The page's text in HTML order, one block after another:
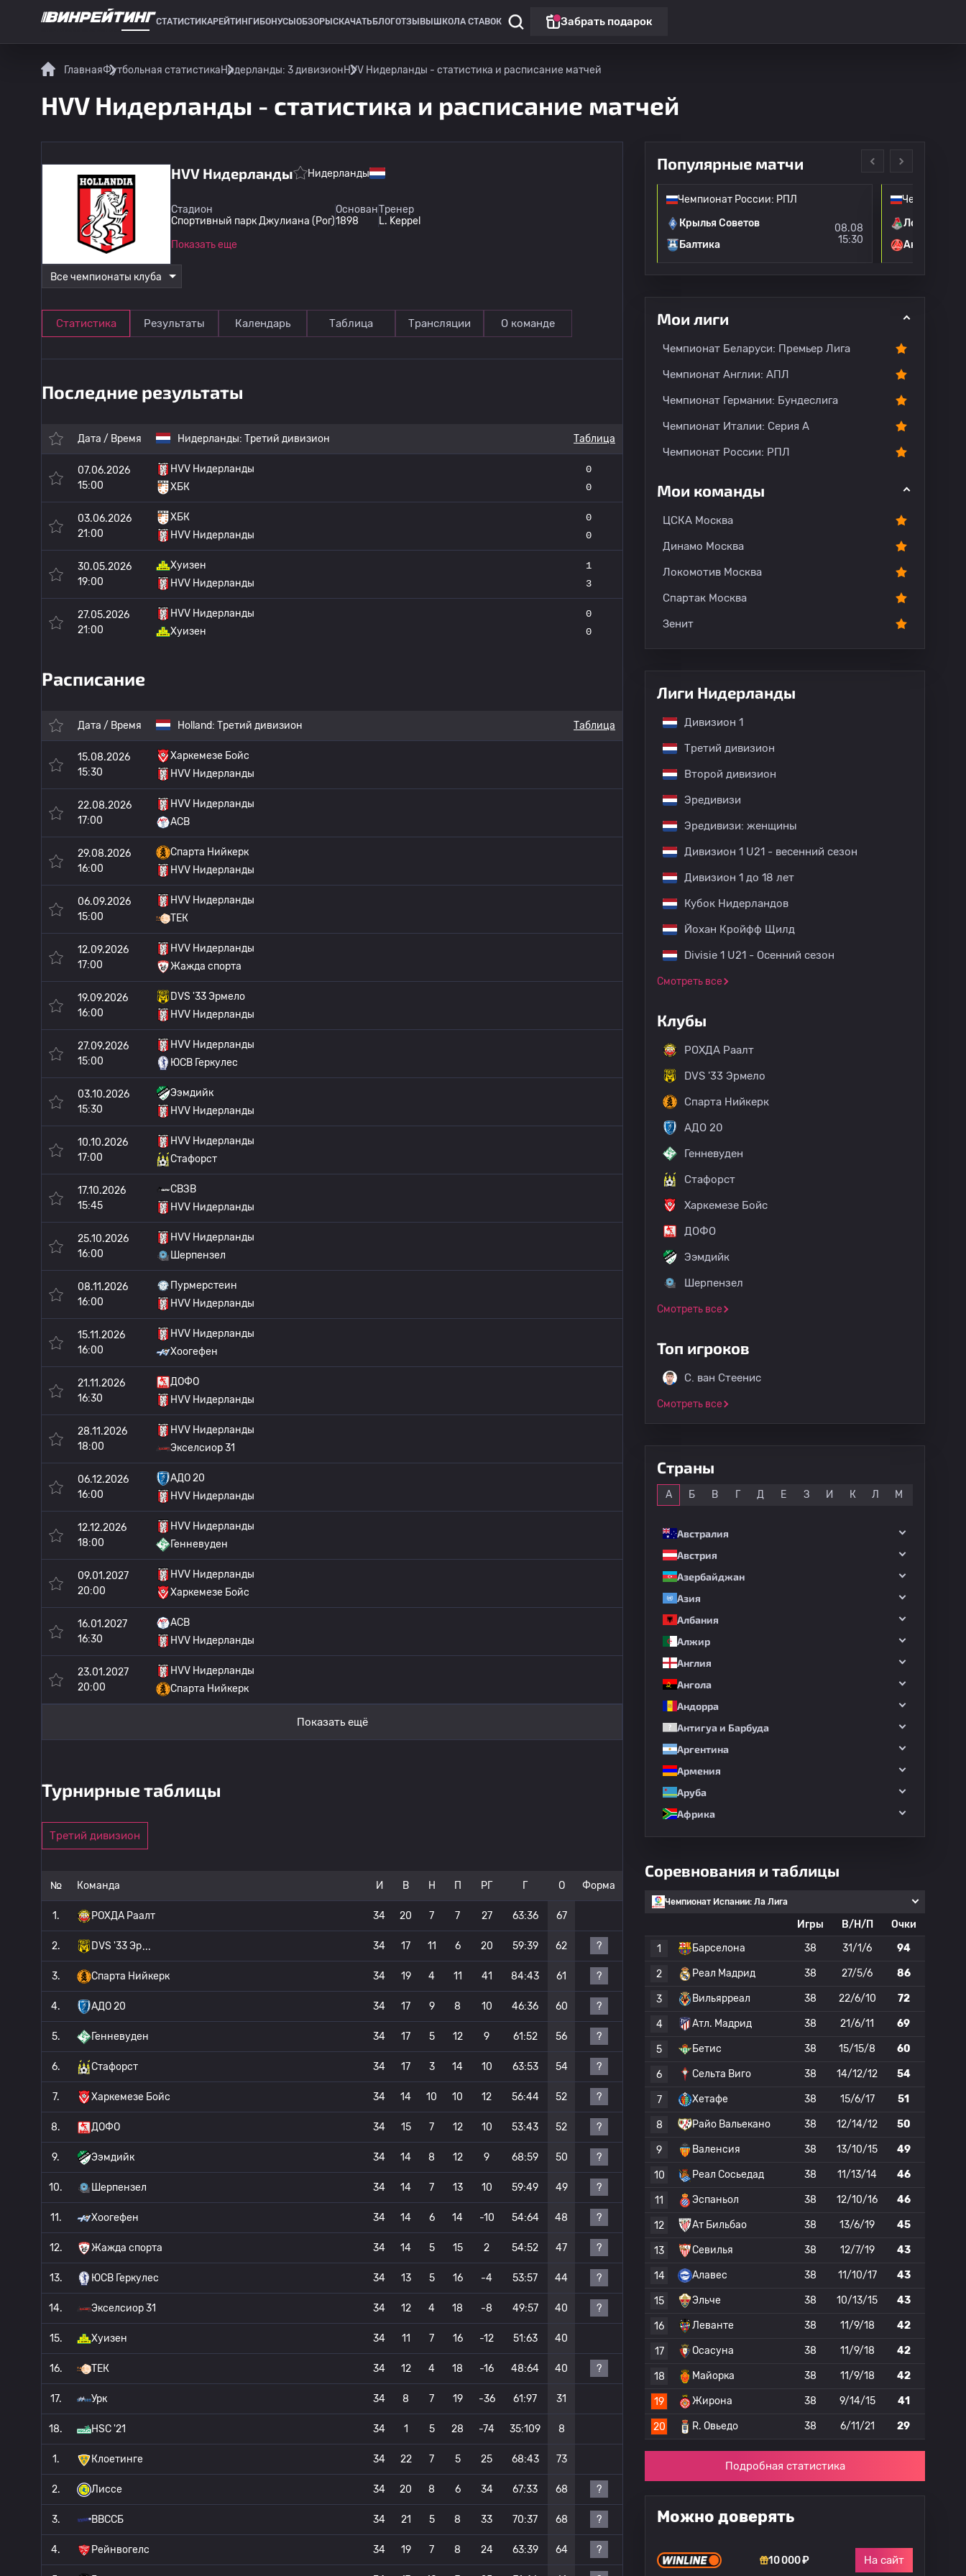
СТАТИСТИКАРЕЙТИНГИ БОНУСЫ ОБЗОРЫ СКАЧАТЬ БЛОГОТЗЫВЫ ШКОЛА СТАВОК Забрать подарок
ГлавнаяФутбольная статистикаНидерланды: 3 дивизионHVV Нидерланды - статистика и расписание матчей
HVV Нидерланды - статистика и расписание матчей
HVV Нидерланды Нидерланды
Стадион
Спортивный парк Джулиана (Рог)
Основан
1898
Тренер
L. Keppel
Показать еще
Все чемпионаты клуба
Статистика Результаты Календарь Таблица Трансляции О команде
Последние результаты
Дата / Время Нидерланды: Третий дивизион Таблица
07.06.2026
15:00
HVV Нидерланды
ХБК
0
0
03.06.2026
21:00
ХБК
HVV Нидерланды
0
0
30.05.2026
19:00
Хуизен
HVV Нидерланды
1
3
27.05.2026
21:00
HVV Нидерланды
Хуизен
0
0
Расписание
Дата / Время Holland: Третий дивизион Таблица
15.08.2026
15:30
Харкемезе Бойс
HVV Нидерланды
22.08.2026
17:00
HVV Нидерланды
АСВ
29.08.2026
16:00
Спарта Нийкерк
HVV Нидерланды
06.09.2026
15:00
HVV Нидерланды
ТЕК
12.09.2026
17:00
HVV Нидерланды
Жажда спорта
19.09.2026
16:00
DVS '33 Эрмело
HVV Нидерланды
27.09.2026
15:00
HVV Нидерланды
ЮСВ Геркулес
03.10.2026
15:30
Ээмдийк
HVV Нидерланды
10.10.2026
17:00
HVV Нидерланды
Стафорст
17.10.2026
15:45
СВЗВ
HVV Нидерланды
25.10.2026
16:00
HVV Нидерланды
Шерпензел
08.11.2026
16:00
Пурмерстеин
HVV Нидерланды
15.11.2026
16:00
HVV Нидерланды
Хоогефен
21.11.2026
16:30
ДОФО
HVV Нидерланды
28.11.2026
18:00
HVV Нидерланды
Экселсиор 31
06.12.2026
16:00
АДО 20
HVV Нидерланды
12.12.2026
18:00
HVV Нидерланды
Генневуден
09.01.2027
20:00
HVV Нидерланды
Харкемезе Бойс
16.01.2027
16:30
АСВ
HVV Нидерланды
23.01.2027
20:00
HVV Нидерланды
Спарта Нийкерк
Показать ещё
Турнирные таблицы
Третий дивизион
№ Команда И В Н П РГ Г О Форма
1. РОХДА Раалт 34 20 7 7 27 63:36 67
2. DVS '33 Эр 34 17 11 6 20 59:39 62 ?
3. Спарта Нийкерк 34 19 4 11 41 84:43 61 ?
4. АДО 20 34 17 9 8 10 46:36 60 ?
5. Генневуден 34 17 5 12 9 61:52 56 ?
6. Стафорст 34 17 3 14 10 63:53 54 ?
7. Харкемезе Бойс 34 14 10 10 12 56:44 52 ?
8. ДОФО 34 15 7 12 10 53:43 52 ?
9. Ээмдийк 34 14 8 12 9 68:59 50 ?
10. Шерпензел 34 14 7 13 10 59:49 49 ?
11. Хоогефен 34 14 6 14 -10 54:64 48 ?
12. Жажда спорта 34 14 5 15 2 54:52 47 ?
13. ЮСВ Геркулес 34 13 5 16 -4 53:57 44 ?
14. Экселсиор 31 34 12 4 18 -8 49:57 40 ?
15. Хуизен 34 11 7 16 -12 51:63 40
16. ТЕК 34 12 4 18 -16 48:64 40 ?
17. Урк 34 8 7 19 -36 61:97 31
18. HSC '21 34 1 5 28 -74 35:109 8
1. Клоетинге 34 22 7 5 25 68:43 73
2. Лиссе 34 20 8 6 34 67:33 68 ?
3. ВВССБ 34 21 5 8 33 70:37 68 ?
4. Рейнвогелс 34 19 7 8 24 63:39 64 ?
Популярные матчи
Чемпионат России: РПЛ
Крылья Советов
Балтика
08.08
15:30
Чемпионат
Локомотив
Акрон
Мои лиги
Чемпионат Беларуси: Премьер Лига
Чемпионат Англии: АПЛ
Чемпионат Германии: Бундеслига
Чемпионат Италии: Серия А
Чемпионат России: РПЛ
Мои команды
ЦСКА Москва
Динамо Москва
Локомотив Москва
Спартак Москва
Зенит
Лиги Нидерланды
Дивизион 1
Третий дивизион
Второй дивизион
Эредивизи
Эредивизи: женщины
Дивизион 1 U21 - весенний сезон
Дивизион 1 до 18 лет
Кубок Нидерландов
Йохан Кройфф Щилд
Divisie 1 U21 - Осенний сезон
Смотреть все
Клубы
РОХДА Раалт
DVS '33 Эрмело
Спарта Нийкерк
АДО 20
Генневуден
Стафорст
Харкемезе Бойс
ДОФО
Ээмдийк
Шерпензел
Смотреть все
Топ игроков
С. ван Стеенис
Смотреть все
Страны
А Б В Г Д Е З И К Л М
Австралия
Австрия
Азербайджан
Азия
Албания
Алжир
Англия
Ангола
Андорра
Антигуа и Барбуда
Аргентина
Армения
Аруба
Африка
Соревнования и таблицы
Чемпионат Испании: Ла Лига
Игры В/Н/П
Очки
1
Барселона 38 31/1/6 94
2 Реал Мадрид 38 27/5/6 86
3 Вильярреал 38 22/6/10 72
4 Атл. Мадрид 38 21/6/11 69
5 Бетис 38 15/15/8 60
6 Сельта Виго 38 14/12/12 54
7 Хетафе 38 15/6/17 51
8 Райо Вальекано 38 12/14/12 50
9 Валенсия 38 13/10/15 49
10 Реал Сосьедад 38 11/13/14 46
11 Эспаньол 38 12/10/16 46
12 Ат Бильбао 38 13/6/19 45
13 Севилья 38 12/7/19 43
14 Алавес 38 11/10/17 43
15 Эльче 38 10/13/15 43
16 Леванте 38 11/9/18 42
17 Осасуна 38 11/9/18 42
18 Майорка 38 11/9/18 42
19 Жирона 38 9/14/15 41
20 R. Овьедо 38 6/11/21 29
Подробная статистика
Можно доверять
10 000 ₽ На сайт